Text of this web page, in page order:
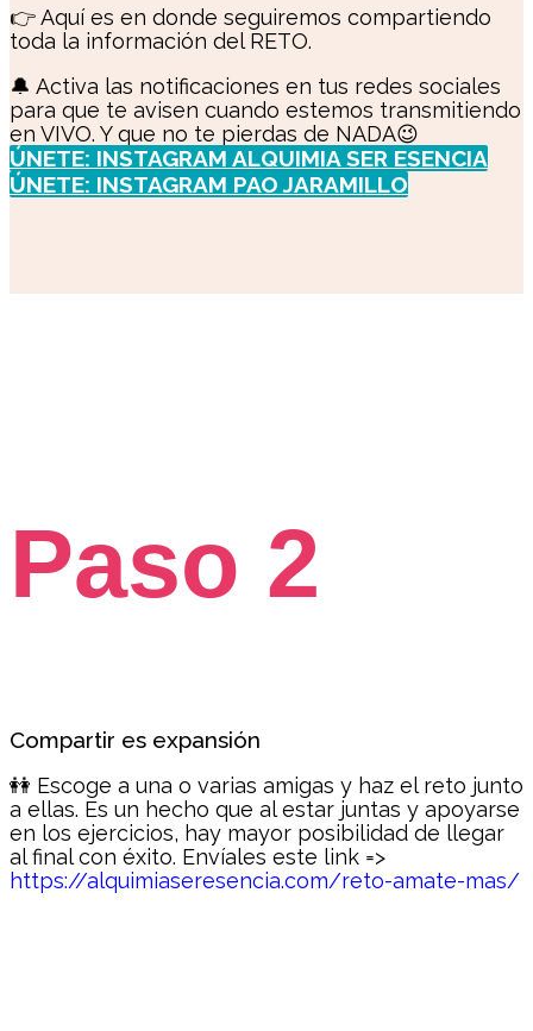
👉 Aquí es en donde seguiremos compartiendo
toda la información del RETO.
🔔 Activa las notificaciones en tus redes sociales
para que te avisen cuando estemos transmitiendo
en VIVO. Y que no te pierdas de NADA😉
ÚNETE: INSTAGRAM ALQUIMIA SER ESENCIA
ÚNETE: INSTAGRAM PAO JARAMILLO
Paso 2
Compartir es expansión
👭 Escoge a una o varias amigas y haz el reto junto
a ellas. Es un hecho que al estar juntas y apoyarse
en los ejercicios, hay mayor posibilidad de llegar
al final con éxito. Envíales este link =>
https://alquimiaseresencia.com/reto-amate-mas/